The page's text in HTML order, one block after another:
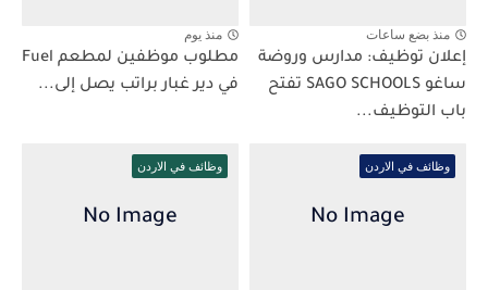
منذ بضع ساعات
إعلان توظيف: مدارس وروضة
ساغو SAGO SCHOOLS تفتح
باب التوظيف...
منذ يوم
مطلوب موظفين لمطعم Fuel
في دير غبار براتب يصل إلى...
وظائف في الاردن وظائف في الاردن